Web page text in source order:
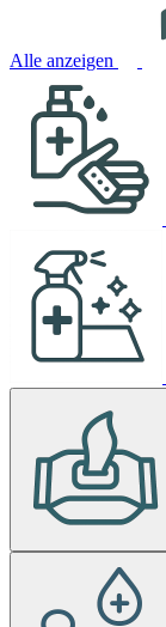
Alle anzeigen